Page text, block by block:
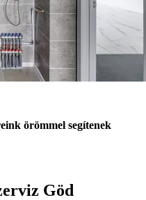
örömmel segítenek
Göd